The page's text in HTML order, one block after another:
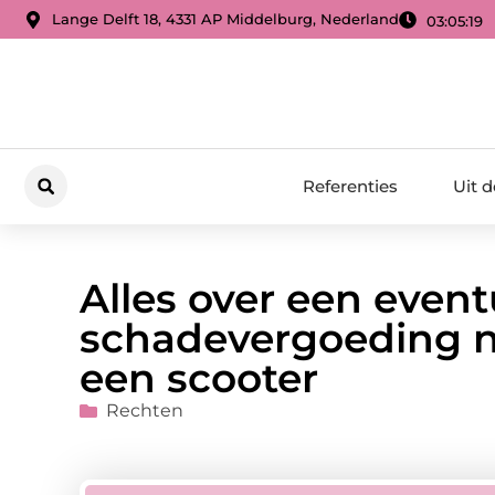
Lange Delft 18, 4331 AP Middelburg, Nederland 03:05:20
Referenties Uit
Alles over een
schadevergoeding
een scooter
Rechten